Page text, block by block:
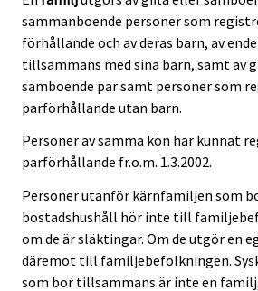
sammanboende personer som
förhållande och av deras barn, av
tillsammans med sina barn, samt av
samboende par samt personer som
parförhållande utan barn.
Personer av samma kön har kunnat
parförhållande fr.o.m. 1.3.2002.
Personer utanför kärnfamiljen som
bostadshushåll hör inte till
om de är släktingar. Om de utgör en
däremot till familjebefolkningen.
som bor tillsammans är inte en